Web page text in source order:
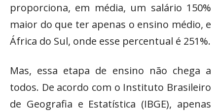
proporciona, em média, um salário 150%
maior do que ter apenas o ensino médio, e
África do Sul, onde esse percentual é 251%.
Mas, essa etapa de ensino não chega a
todos. De acordo com o Instituto Brasileiro
de Geografia e Estatística (IBGE), apenas